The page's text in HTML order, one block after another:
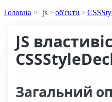
Головна js об'єкти
JS
Загальний